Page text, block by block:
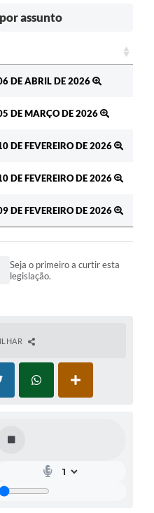
assunto
DE ABRIL DE 2026
DE MARÇO DE 2026
DE FEVEREIRO DE 2026
DE FEVEREIRO DE 2026
DE FEVEREIRO DE 2026
Seja o primeiro a curtir esta
legislação.